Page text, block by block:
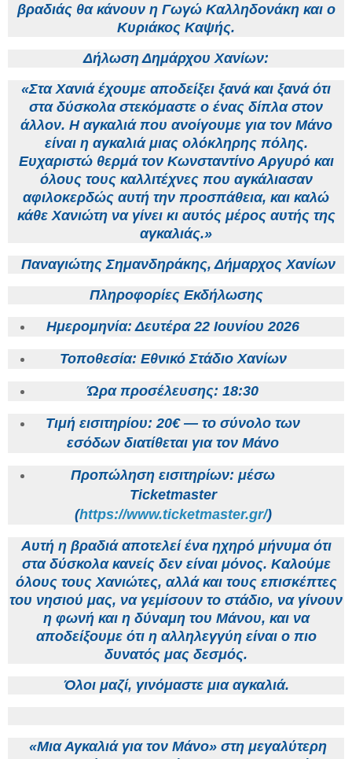
βραδιάς θα κάνουν η Γωγώ Καλληδονάκηκαι ο
Κυριάκος Καψής.
Δήλωση Δημάρχου Χανίων:
«Στα Χανιά έχουμε αποδείξει ξανά και ξανά ότι
στα δύσκολα στεκόμαστε ο ένας δίπλα στον
άλλον. Η αγκαλιά που ανοίγουμε για τον Μάνο
είναι η αγκαλιά μιας ολόκληρης πόλης.
Ευχαριστώ θερμά τον Κωνσταντίνο Αργυρό και
όλους τους καλλιτέχνες που αγκάλιασαν
αφιλοκερδώς αυτή την προσπάθεια, και καλώ
κάθε Χανιώτη να γίνει κι αυτός μέρος αυτής της
αγκαλιάς.»
Παναγιώτης Σημανδηράκης, Δήμαρχος Χανίων
Πληροφορίες Εκδήλωσης
Ημερομηνία: Δευτέρα 22 Ιουνίου 2026
Τοποθεσία: Εθνικό Στάδιο Χανίων
Ώρα προσέλευσης: 18:30
Τιμή εισιτηρίου: 20€ — το σύνολο των
εσόδων διατίθεται για τον Μάνο
Προπώληση εισιτηρίων: μέσω
Ticketmaster
(https://www.ticketmaster.gr/)
Αυτή η βραδιά αποτελεί ένα ηχηρό μήνυμα ότι
στα δύσκολα κανείς δεν είναι μόνος. Καλούμε
όλους τους Χανιώτες, αλλά και τους επισκέπτες
του νησιού μας, να γεμίσουν το στάδιο, να γίνουν
η φωνή και η δύναμη του Μάνου, και να
αποδείξουμε ότι η αλληλεγγύη είναι ο πιο
δυνατός μας δεσμός.
Όλοι μαζί, γινόμαστε μια αγκαλιά.
«Μια Αγκαλιά για τον Μάνο» στη μεγαλύτερη